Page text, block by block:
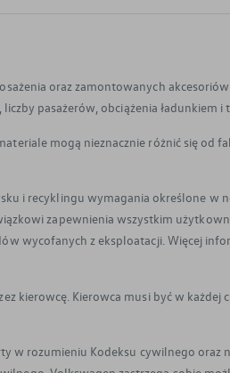
oraz zamontowanych
pasażerów, obciążenia ładunkiem i
mogą nieznacznie różnić się od
i recyklingu wymagania określone w
zapewnienia wszystkim
wycofanych z eksploatacji. Więcej
kierowcę. Kierowca musi być w
w rozumieniu Kodeksu cywilnego oraz